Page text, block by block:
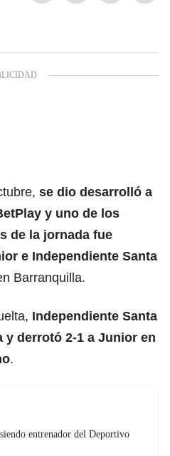
se dio desarrolló a
y uno de los
de la jornada fue
e Independiente Santa
Barranquilla.
Independiente Santa
y derrotó 2-1 a Junior en
.
entrenador del Deportivo